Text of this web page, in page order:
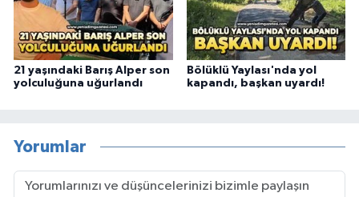
21 yaşındaki Barış Alper son
yolculuğuna uğurlandı
Bölüklü Yaylası'nda yol
kapandı, başkan uyardı!
Yorumlar